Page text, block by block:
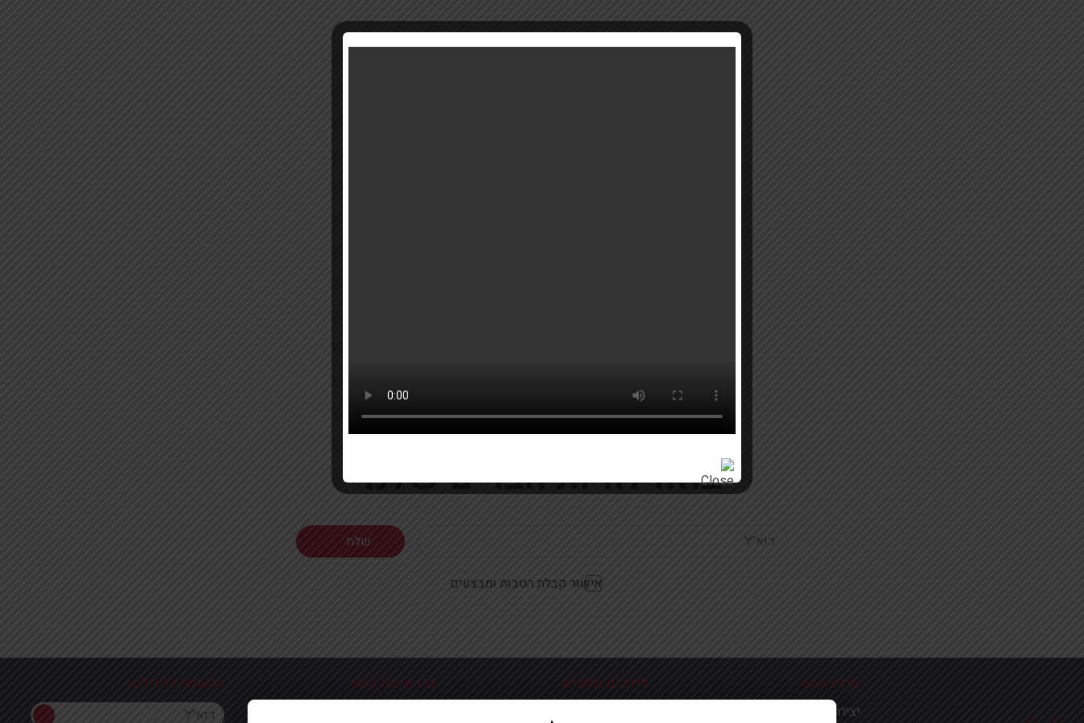
רוצים להתעדכן ראשונים על מבצעים והטבות?
בואו להיות חברים שלנו
Your email
אישור קבלת הטבות ומבצעים
מידע נוסף
יצירת קשר
לינקים נפוצים צרו איתנו קשר הרשמה לניוזלטר
הרשמה לניוזלטר